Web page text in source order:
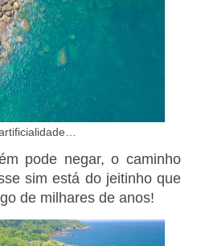
pode negar, o caminho
sim está do jeitinho que
de milhares de anos!